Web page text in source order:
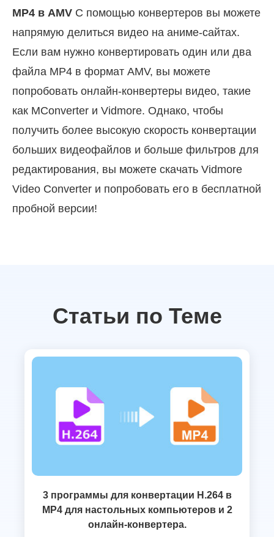
MP4 в AMV С помощью конвертеров вы можете
напрямую делиться видео на аниме-сайтах.
Если вам нужно конвертировать один или два
файла MP4 в формат AMV, вы можете
попробовать онлайн-конвертеры видео, такие
как MConverter и Vidmore. Однако, чтобы
получить более высокую скорость конвертации
больших видеофайлов и больше фильтров для
редактирования, вы можете скачать Vidmore
Video Converter и попробовать его в бесплатной
пробной версии!
Статьи по Теме
3 программы для конвертации H.264 в
MP4 для настольных компьютеров и 2
онлайн-конвертера.